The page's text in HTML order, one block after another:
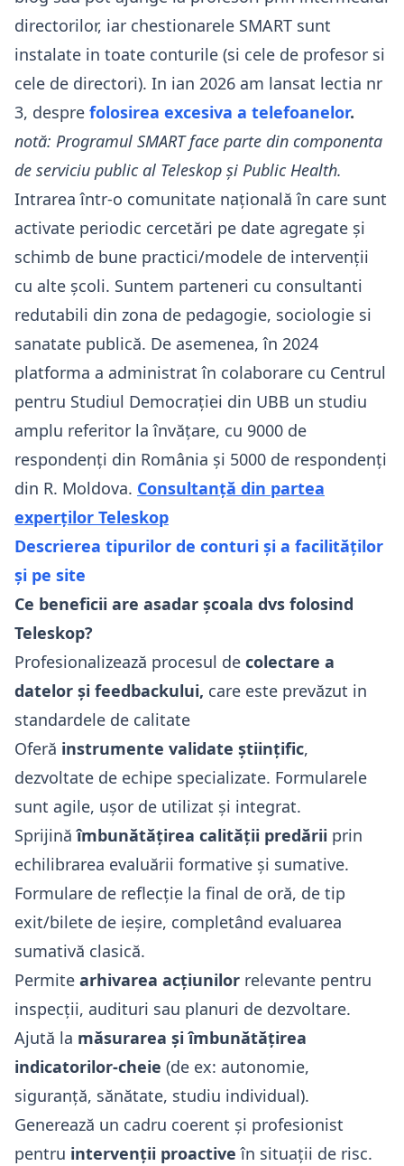
directorilor, iar chestionarele SMART sunt
instalate in toate conturile (si cele de profesor si
cele de directori). In ian 2026 am lansat lectia nr
3, despre folosirea excesiva a telefoanelor.
notă: Programul SMART face parte din componenta
de serviciu public al Teleskop și Public Health.
Intrarea într-o comunitate națională în care sunt
activate periodic cercetări pe date agregate și
schimb de bune practici/modele de intervenții
cu alte școli. Suntem parteneri cu consultanti
redutabili din zona de pedagogie, sociologie si
sanatate publică. De asemenea, în 2024
platforma a administrat în colaborare cu Centrul
pentru Studiul Democrației din UBB un studiu
amplu referitor la învățare, cu 9000 de
respondenți din România și 5000 de respondenți
din R. Moldova. Consultanță din partea
experților Teleskop
Descrierea tipurilor de conturi și a facilităților
și pe site
Ce beneficii are asadar școala dvs folosind
Teleskop?
Profesionalizează procesul de colectare a
datelor și feedbackului, care este prevăzut in
standardele de calitate
Oferă instrumente validate științific,
dezvoltate de echipe specializate. Formularele
sunt agile, ușor de utilizat și integrat.
Sprijinăîmbunătățirea calității predării prin
echilibrarea evaluării formative și sumative.
Formulare de reflecție la final de oră, de tip
exit/bilete de ieșire, completând evaluarea
sumativă clasică.
Permite arhivarea acțiunilor relevante pentru
inspecții, audituri sau planuri de dezvoltare.
Ajută la măsurarea și îmbunătățirea
indicatorilor-cheie (de ex: autonomie,
siguranță, sănătate, studiu individual).
Generează un cadru coerent și profesionist
pentru intervenții proactive în situații de risc.